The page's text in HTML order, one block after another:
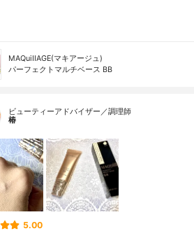
MAQuiIIAGE(マキアージュ)
パーフェクトマルチベース BB
ビューティーアドバイザー／調理師
椿
5.00